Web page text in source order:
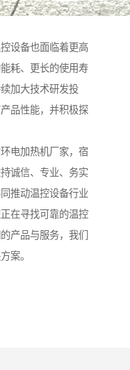
设备也面临着更高
耗、更长的使用寿
加大技术研发投
品性能，并积极探
电加热机厂家，宿
诚信、专业、务实
推动温控设备行业
在寻找可靠的温控
产品与服务，我们
案。